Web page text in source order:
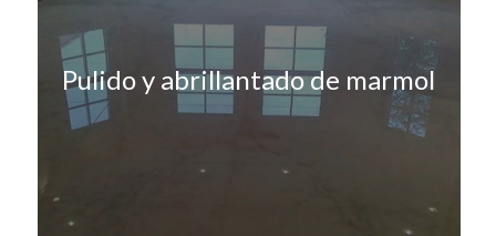
Pulido y abrillantado de marmol